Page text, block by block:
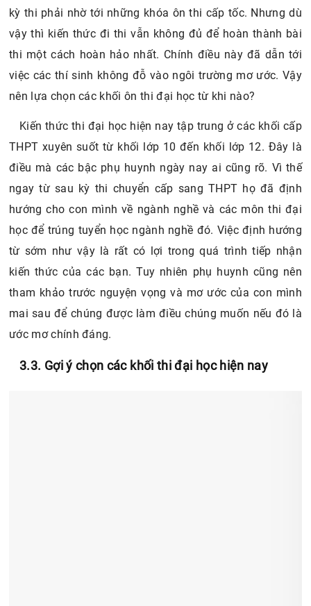
kỳ thi phải nhờ tới những khóa ôn thi cấp tốc. Nhưng dù
vậy thì kiến thức đi thi vẫn không đủ để hoàn thành bài
thi một cách hoàn hảo nhất. Chính điều này đã dẫn tới
việc các thí sinh không đỗ vào ngôi trường mơ ước. Vậy
nên lựa chọn các khối ôn thi đại học từ khi nào?
Kiến thức thi đại học hiện nay tập trung ở các khối cấp
THPT xuyên suốt từ khối lớp 10 đến khối lớp 12. Đây là
điều mà các bậc phụ huynh ngày nay ai cũng rõ. Vì thế
ngay từ sau kỳ thi chuyển cấp sang THPT họ đã định
hướng cho con mình về ngành nghề và các môn thi đại
học để trúng tuyển học ngành nghề đó. Việc định hướng
từ sớm như vậy là rất có lợi trong quá trình tiếp nhận
kiến thức của các bạn. Tuy nhiên phụ huynh cũng nên
tham khảo trước nguyện vọng và mơ ước của con mình
mai sau để chúng được làm điều chúng muốn nếu đó là
ước mơ chính đáng.
3.3. Gợi ý chọn các khối thi đại học hiện nay